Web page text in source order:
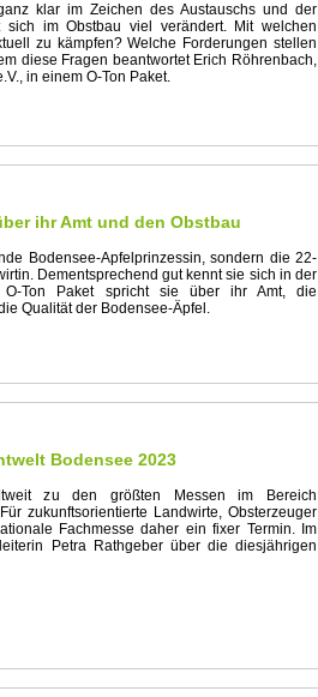
klar im Zeichen des Austauschs und der
im Obstbau viel verändert. Mit welchen
zu kämpfen? Welche Forderungen stellen
diese Fragen beantwortet Erich Röhrenbach,
in einem O-Ton Paket.
ihr Amt und den Obstbau
Bodensee-Apfelprinzessin, sondern die 22-
Dementsprechend gut kennt sie sich in der
O-Ton Paket spricht sie über ihr Amt, die
Qualität der Bodensee-Äpfel.
Bodensee 2023
zu den größten Messen im Bereich
zukunftsorientierte Landwirte, Obsterzeuger
Fachmesse daher ein fixer Termin. Im
Petra Rathgeber über die diesjährigen